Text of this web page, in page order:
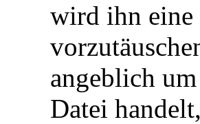
wird ihn eine
angeblich
Datei